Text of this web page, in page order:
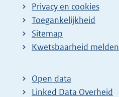
Privacy en cookies
Toegankelijkheid
Sitemap
E
t
e
Kwetsbaarheid melden
Open data
Linked Data Overheid